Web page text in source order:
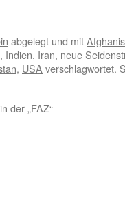
abgelegt und mit
, Indien, Iran, neue
, USA verschlagwortet.
der „FAZ“